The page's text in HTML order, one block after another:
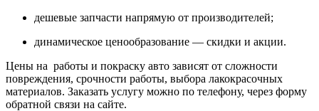
дешевые запчасти напрямую от производителей;
динамическое ценообразование — скидки и акции.
Цены на работы и покраску авто зависят от сложности
повреждения, срочности работы, выбора лакокрасочных
материалов. Заказать услугу можно по телефону, через форму
обратной связи на сайте.